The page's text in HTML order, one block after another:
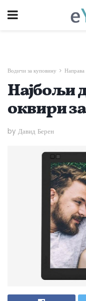
Водичи за куповину Направа
Најбољи
оквири
by Давид Берен